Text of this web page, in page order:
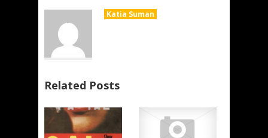
Katia Suman
Related Posts